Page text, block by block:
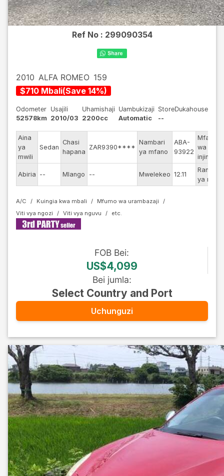
Ref No : 299090354
2010 ALFA ROMEO 159
$710 Mbali(Save 14%)
Odometer
52578km
Usajili
2010/03
Uhamishaji
2200cc
Uambukizaji
Automatic
StoreDukahouse
--
Aina
ya
mwili
Sedan
Chasi
hapana
ZAR9390****
Nambari
ya mfano
ABA-
93922
Mfano
wa
injini
Abiria -- Mlango -- Mwelekeo 12.11
Rangi
ya nje
A/C Kuingia kwa mbali
Mfumo wa urambazaji
Viti vya ngozi
Viti vya nguvu
FOB Bei:
US$4,099
Bei jumla:
Select Country and Port
Uchunguzi